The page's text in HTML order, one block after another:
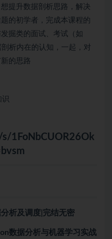
提升数据剖析思路，解决
的初学者，完成本课程的
掘类的面试、考试（如
析内在的认知，一起，对
的思路
1FoNbCUOR26Ok
析及调度|完结无密
数据分析与机器学习实战